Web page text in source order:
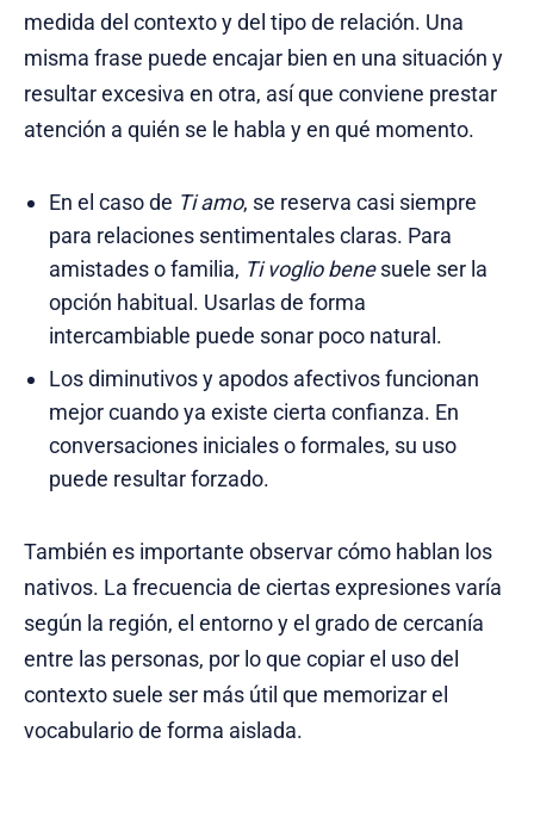
medida del contexto y del tipo de relación. Una
misma frase puede encajar bien en una situación y
resultar excesiva en otra, así que conviene prestar
atención a quién se le habla y en qué momento.
En el caso de Ti amo, se reserva casi siempre
para relaciones sentimentales claras. Para
amistades o familia, Ti voglio benesuele ser la
opción habitual. Usarlas de forma
intercambiable puede sonar poco natural.
Los diminutivos y apodos afectivos funcionan
mejor cuando ya existe cierta confianza. En
conversaciones iniciales o formales, su uso
puede resultar forzado.
También es importante observar cómo hablan los
nativos. La frecuencia de ciertas expresiones varía
según la región, el entorno y el grado de cercanía
entre las personas, por lo que copiar el uso del
contexto suele ser más útil que memorizar el
vocabulario de forma aislada.